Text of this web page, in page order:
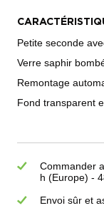
Petite seconde
Verre saphir
Remontage
Fond transparent
Commander
h (Europe) -
Envoi sûr et